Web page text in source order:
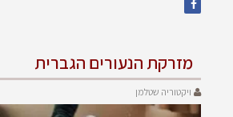
מזרקת הנעורים הגברית
ויקטוריה שטלמן